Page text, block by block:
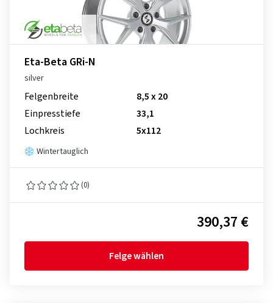
Eta-Beta GRi-N
silver
Felgenbreite
8,5 x 20
Einpresstiefe
33,1
Lochkreis
5x112
Wintertauglich
(0)
390,37 €
Felge wählen